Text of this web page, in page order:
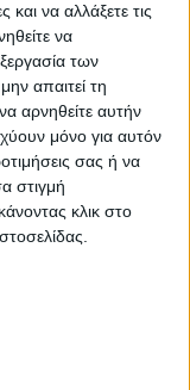
να αλλάξετε τις
να
των
απαιτεί τη
αρνηθείτε αυτήν
μόνο για αυτόν
σας ή να
στιγμή
κλικ στο
ΕΠΟΜΕΝΟ ΑΡΘΡΟ
ανάβαση προς
την κορυφή Γαζή